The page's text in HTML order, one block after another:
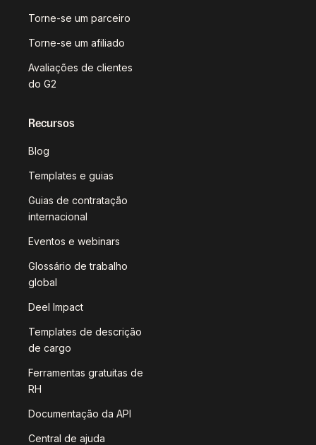
Torne-se um parceiro
Torne-se um afiliado
Avaliações de clientes
do G2
Recursos
Blog
Templates e guias
Guias de contratação
internacional
Eventos e webinars
Glossário de trabalho
global
Deel Impact
Templates de descrição
de cargo
Ferramentas gratuitas de
RH
Documentação da API
Central de ajuda